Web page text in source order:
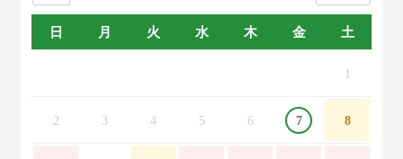
日 月 火 水 木 金 土
1
2 3 4 5 6 7 8